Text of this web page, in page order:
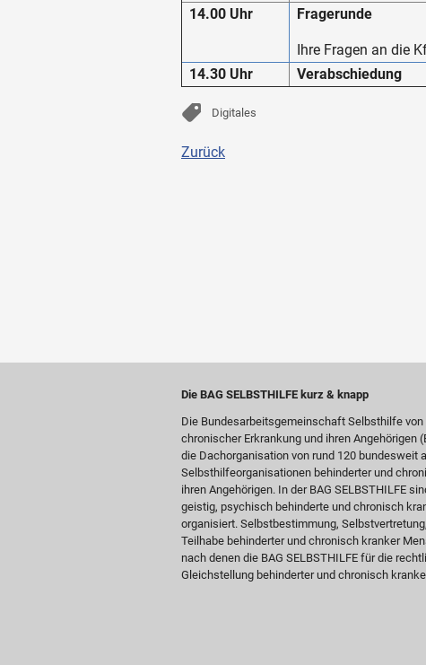
14.00 Uhr
Fragerunde
Ihre Fragen an die
14.30 Uhr
Verabschiedung
Digitales
Zurück
Die BAG SELBSTHILFE kurz & knapp
Die Bundesarbeitsgemeinschaft Selbsthilfe
chronischer Erkrankung und ihren Angehörigen
die Dachorganisation von rund 120 bundesweit
Selbsthilfeorganisationen behinderter und
ihren Angehörigen. In der BAG SELBSTHILFE
geistig, psychisch behinderte und chronisch
organisiert. Selbstbestimmung,
Teilhabe behinderter und chronisch kranker
nach denen die BAG SELBSTHILFE für die
Gleichstellung behinderter und chronisch